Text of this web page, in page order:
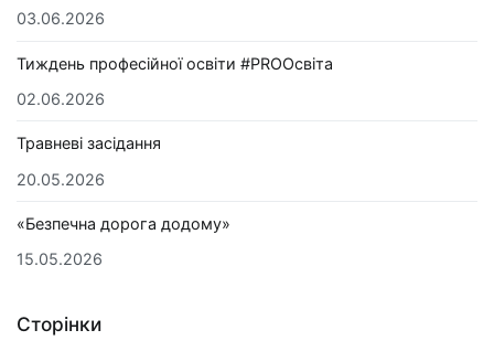
03.06.2026
Тиждень професійної освіти #PROОсвіта
02.06.2026
Травневі засідання
20.05.2026
«Безпечна дорога додому»
15.05.2026
Сторінки